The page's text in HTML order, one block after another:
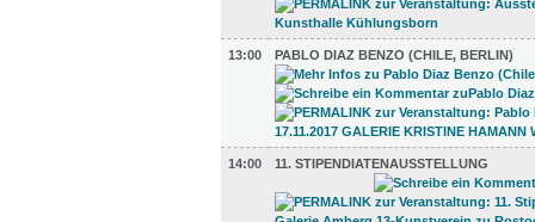
13:00 PABLO DIAZ BENZO (CHILE, BERLIN)
14:00 11. STIPENDIATENAUSSTELLUNG